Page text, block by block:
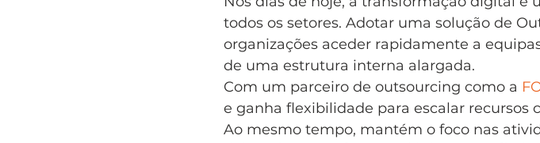
todos os setores. Adotar uma solução de
organizações aceder rapidamente a
de uma estrutura interna alargada.
Com um parceiro de outsourcing como a
e ganha flexibilidade para escalar recursos
Ao mesmo tempo, mantém o foco nas